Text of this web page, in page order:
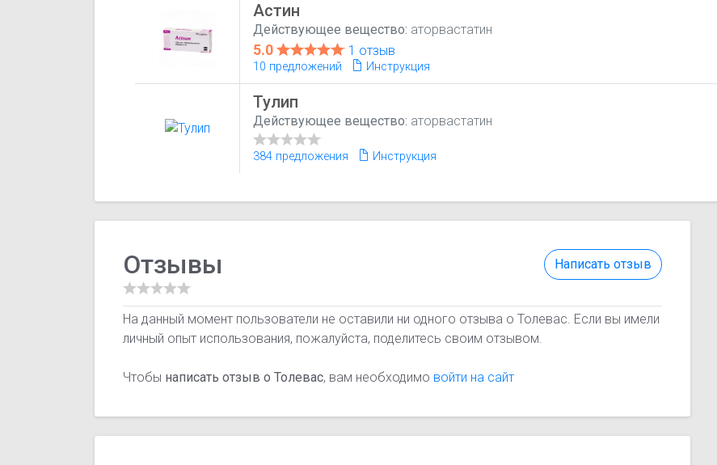
Астин
Действующее вещество: аторвастатин
5.0 1 отзыв
10 предложений Инструкция
Тулип
Действующее вещество: аторвастатин
384 предложения Инструкция
Написать отзыв
Отзывы
На данный момент пользователи не оставили ни одного отзыва о Толевас. Если вы имели
личный опыт использования, пожалуйста, поделитесь своим отзывом.
Чтобы написать отзыв о Толевас, вам необходимо войти на сайт